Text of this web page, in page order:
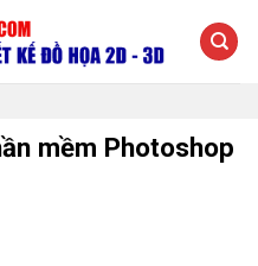
mềm Photoshop